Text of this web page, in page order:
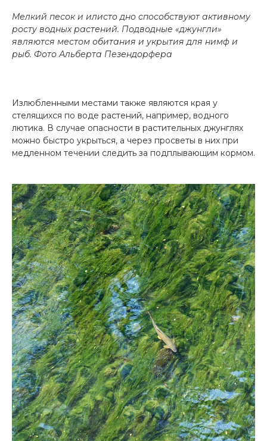
Мелкий песок и илисто дно способствуют активному
росту водных растений. Подводные «джунгли»
являются местом обитания и укрытия для нимф и
рыб. Фото Альберта Пезендорфера
Излюбленными местами также являются края у
стелящихся по воде растений, например, водного
лютика. В случае опасности в растительных джунглях
можно быстро укрыться, а через просветы в них при
медленном течении следить за подплывающим кормом.